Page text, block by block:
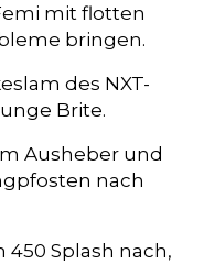
mit flotten
bringen.
des NXT-
Brite.
Ausheber und
nach
Splash nach,